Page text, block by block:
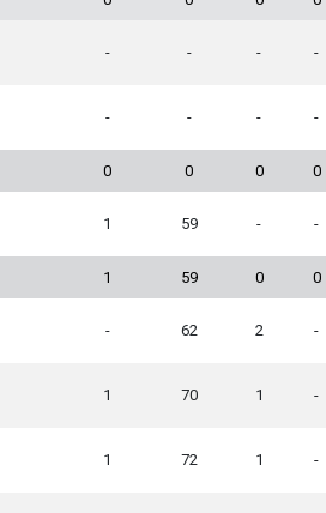
- - - -
- - - -
0 0 0 0
1 59 - -
1 59 0 0
- 62 2 -
1 70 1 -
1 72 1 -